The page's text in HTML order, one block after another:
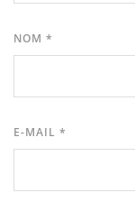
NOM *
E-MAIL *